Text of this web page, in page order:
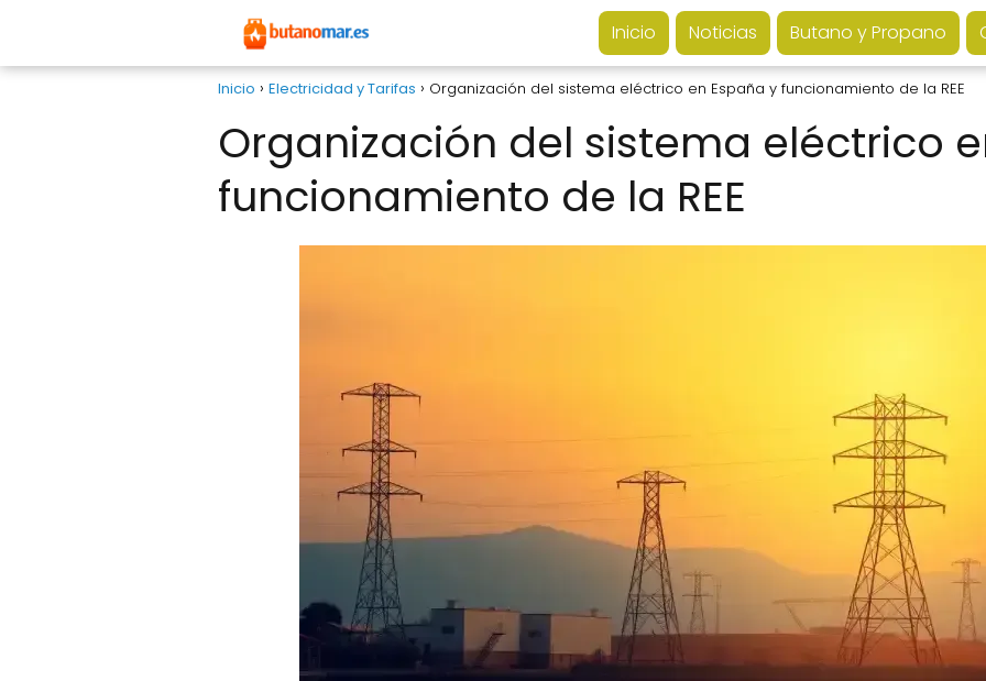
Inicio Noticias Butano y Propano
Inicio Electricidad y Tarifas Organización del sistema eléctrico en España y funcionamiento de la REE
Organización del sistema eléctrico
funcionamiento de la REE